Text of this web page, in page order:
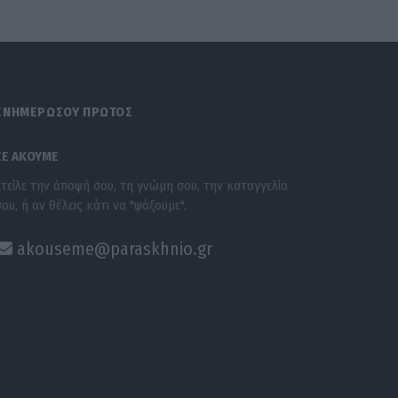
ΠΡΩΤΟΣ
ΑΚΟΥΜΕ
την άποψή σου, τη γνώμη σου, την καταγγελία
ή αν θέλεις κάτι να "ψάξουμε".
akouseme@paraskhnio.gr